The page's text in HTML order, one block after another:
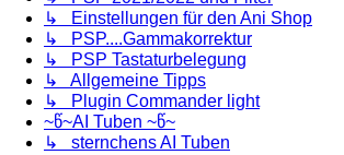
↳ Einstellungen für den Ani Shop
↳ PSP....Gammakorrektur
↳ PSP Tastaturbelegung
↳ Allgemeine Tipps
↳ Plugin Commander light
~წ~AI Tuben ~წ~
↳ sternchens AI Tuben